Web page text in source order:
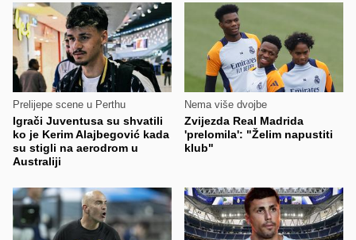
Prelijepe scene u Perthu
Igrači Juventusa su shvatili
ko je Kerim Alajbegović kada
su stigli na aerodrom u
Australiji
Nema više dvojbe
Zvijezda Real Madrida
'prelomila': "Želim napustiti
klub"